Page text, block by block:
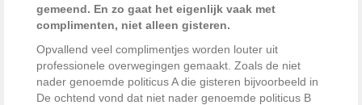
gemeend. En zo gaat het eigenlijk vaak met
complimenten, niet alleen gisteren.
Opvallend veel complimentjes worden louter uit
professionele overwegingen gemaakt. Zoals de niet
nader genoemde politicus A die gisteren bijvoorbeeld in
De ochtend vond dat niet nader genoemde politicus B